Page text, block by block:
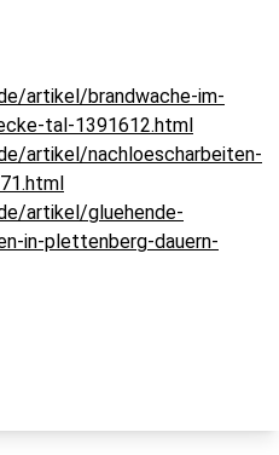
artikel/brandwache-im-
tal-1391612.html
artikel/nachloescharbeiten-
artikel/gluehende-
in-plettenberg-dauern-